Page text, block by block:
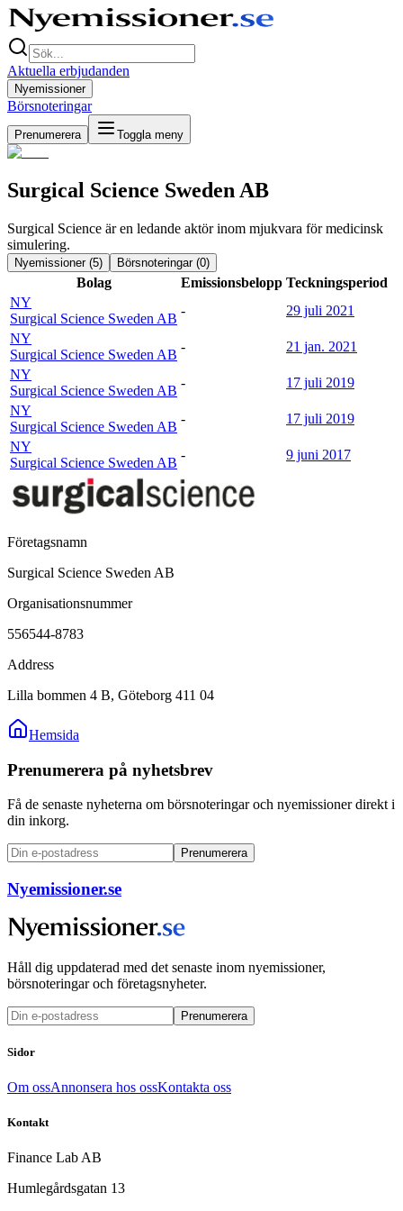
Aktuella erbjudanden
Nyemissioner
Börsnoteringar
Prenumerera Toggla meny
Surgical Science Sweden AB
Surgical Science är en ledande aktör inom mjukvara för medicinsk
simulering.
Nyemissioner (5) Börsnoteringar (0)
Bolag Emissionsbelopp Teckningsperiod
NY
Surgical Science Sweden AB
-
29 juli 2021
NY
Surgical Science Sweden AB
-
21 jan. 2021
NY
Surgical Science Sweden AB
-
17 juli 2019
NY
Surgical Science Sweden AB
-
17 juli 2019
NY
Surgical Science Sweden AB
- 9 juni 2017
Företagsnamn
Surgical Science Sweden AB
Organisationsnummer
556544-8783
Address
Lilla bommen 4 B, Göteborg 411 04
Hemsida
Prenumerera på nyhetsbrev
Få de senaste nyheterna om börsnoteringar och nyemissioner direkt i
din inkorg.
Prenumerera
Nyemissioner.se
Håll dig uppdaterad med det senaste inom nyemissioner,
börsnoteringar och företagsnyheter.
Prenumerera
Sidor
Om ossAnnonsera hos ossKontakta oss
Kontakt
Finance Lab AB
Humlegårdsgatan 13